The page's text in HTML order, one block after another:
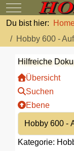
Mobile Menu
Du bist hier:
Hobby 600 -
Hilfreiche
Übersicht
Suchen
Ebene
Kategorie: